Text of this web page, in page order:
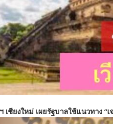
เชียงใหม่ เผยรัฐบาลใช้แนวทาง